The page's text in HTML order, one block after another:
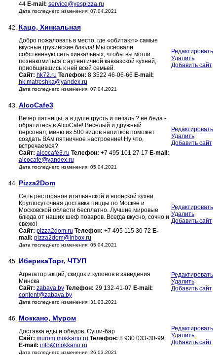
44 E-mail: service@yespizza.ru
Дата последнего изменения: 07.04.2021
42. Кацо, Хинкальная
Добро пожаловать в место, где «обитают» самые
вкусные грузинские блюда! Мы основали
собственную сеть хинкальных, чтобы вы могли
познакомиться с аутентичной кавказской кухней,
приобщившись к ней всей семьей.
Сайт: hk72.ru Телефон: 8 3522 46-06-66 E-mail:
hk.matreshka@yandex.ru
Дата последнего изменения: 07.04.2021
Редактировать
Удалить
Добавить сайт
43. AlcoCafe3
Вечер пятницы, а в душе грусть и печаль ? не беда -
обратитесь в AlcoCafe! Веселый и дружный
персонал, меню из 500 видов напитков поможет
создать ВАм пятничное настроение! Ну что,
встречаемся?
Сайт: alcocafe3.ru Телефон: +7 495 101 27 17 E-mail:
alcocafe@yandex.ru
Дата последнего изменения: 05.04.2021
Редактировать
Удалить
Добавить сайт
44. Pizza2Dom
Сеть ресторанов итальянской и японской кухни.
Круглосуточная доставка пиццы по Москве и
Московской области бесплатно. Лучшие мировые
блюда от наших шеф поваров. Всегда вкусно, сочно и
свежо!
Сайт: pizza2dom.ru Телефон: +7 495 115 30 72 E-
mail: pizza2dom@inbox.ru
Дата последнего изменения: 05.04.2021
Редактировать
Удалить
Добавить сайт
45. ИберикаТорг, ЧТУП
Агрегатор акций, скидок и купонов в заведения
Минска
Сайт: zabava.by Телефон: 29 132-41-07 E-mail:
content@zabava.by
Дата последнего изменения: 31.03.2021
Редактировать
Удалить
Добавить сайт
46. Моккано, Муром
Доставка еды и обедов. Суши-бар
Сайт: murom.mokkano.ru Телефон: 8 930 033-30-99
E-mail: info@mokkano.ru
Дата последнего изменения: 26.03.2021
Редактировать
Удалить
Добавить сайт